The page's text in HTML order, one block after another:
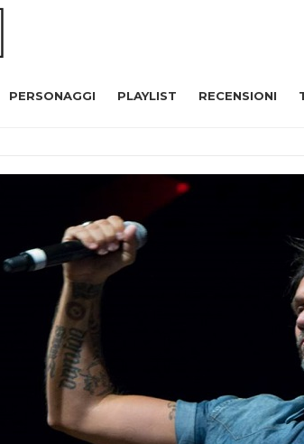
PERSONAGGI PLAYLIST RECENSIONI